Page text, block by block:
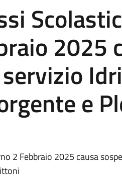
2025
e
2 Febbraio 2025 causa